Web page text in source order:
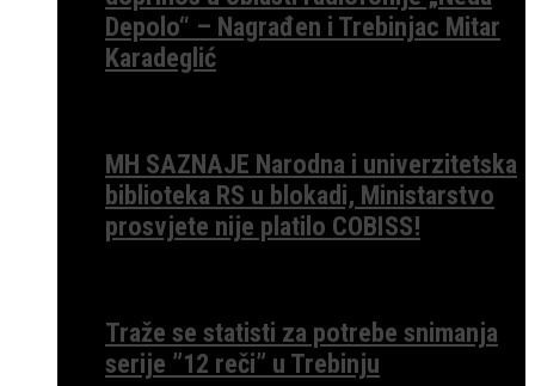
Depolo“ – Nagrađen i Trebinjac Mitar
Karadeglić
MH SAZNAJE Narodna i univerzitetska
biblioteka RS u blokadi, Ministarstvo
prosvjete nije platilo COBISS!
Traže se statisti za potrebe snimanja
serije ”12 reči” u Trebinju